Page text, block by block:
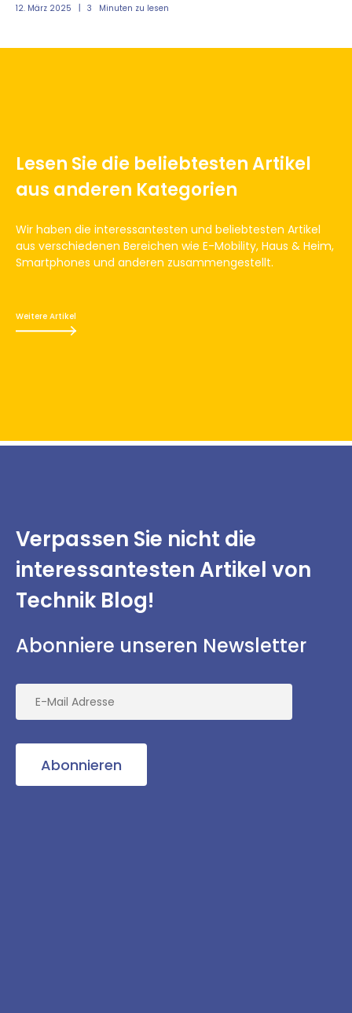
Lesen Sie die beliebtesten Artikel
aus anderen Kategorien
Wir haben die interessantesten und beliebtesten Artikel
aus verschiedenen Bereichen wie E-Mobility, Haus & Heim,
Smartphones und anderen zusammengestellt.
Weitere Artikel
12. März 2025 3 Minuten zu lesen
Verpassen Sie nicht die
interessantestenArtikel von
Technik Blog!
Abonniere unseren Newsletter
Abonnieren